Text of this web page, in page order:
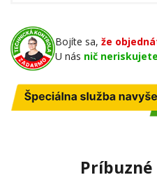
Bojíte sa, že
U nás nič neriskujete